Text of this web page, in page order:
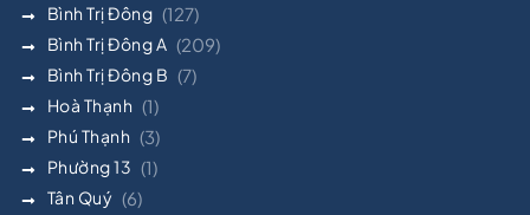
Bình Trị Đông (127)
Bình Trị Đông A (209)
Bình Trị Đông B (7)
Hoà Thạnh (1)
Phú Thạnh (3)
Phường 13 (1)
Tân Quý (6)